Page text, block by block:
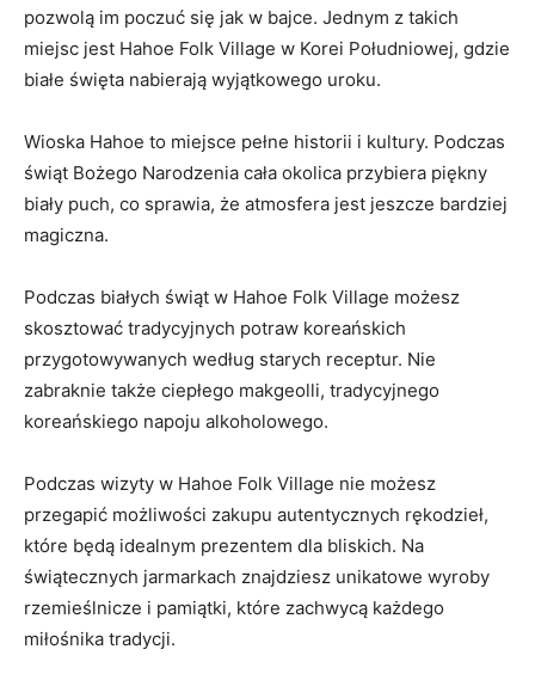
pozwolą im poczuć się jak w bajce. Jednym z⁣ takich
miejsc jest Hahoe Folk Village w Korei Południowej, ‌gdzie​
białe święta nabierają wyjątkowego uroku.
Wioska Hahoe to miejsce pełne historii i kultury. Podczas
⁣świąt Bożego Narodzenia cała okolica ‌przybiera piękny
biały ⁣puch, co ⁣sprawia, że atmosfera jest jeszcze bardziej
magiczna.
Podczas białych świąt w ‌Hahoe Folk Village⁣ możesz
skosztować tradycyjnych⁢ potraw⁣ koreańskich‌
przygotowywanych według starych receptur. Nie
zabraknie także ciepłego makgeolli, ⁣tradycyjnego
koreańskiego‍ napoju alkoholowego.
Podczas wizyty w Hahoe‌ Folk Village nie ⁢możesz
przegapić możliwości zakupu autentycznych rękodzieł,
które będą idealnym prezentem dla bliskich. Na
świątecznych jarmarkach znajdziesz unikatowe wyroby
rzemieślnicze i pamiątki, które zachwycą każdego
⁣miłośnika tradycji.